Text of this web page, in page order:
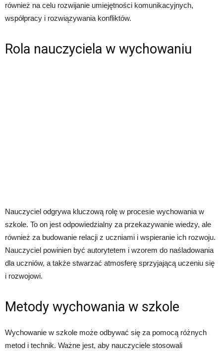
również na celu rozwijanie umiejętności komunikacyjnych,
współpracy i rozwiązywania konfliktów.
Rola nauczyciela w wychowaniu
Nauczyciel odgrywa kluczową rolę w procesie wychowania w
szkole. To on jest odpowiedzialny za przekazywanie wiedzy, ale
również za budowanie relacji z uczniami i wspieranie ich rozwoju.
Nauczyciel powinien być autorytetem i wzorem do naśladowania
dla uczniów, a także stwarzać atmosferę sprzyjającą uczeniu się
i rozwojowi.
Metody wychowania w szkole
Wychowanie w szkole może odbywać się za pomocą różnych
metod i technik. Ważne jest, aby nauczyciele stosowali